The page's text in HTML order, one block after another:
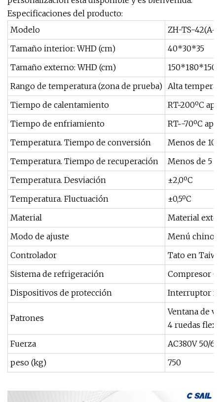
Especificaciones del producto:
Modelo
ZH-TS-
Tamaño interior: WHD (cm)
40*30*35
Tamaño externo: WHD (cm)
150*180*150
Rango de temperatura (zona de prueba) Alta
Tiempo de calentamiento
RT~200ºC
Tiempo de enfriamiento
RT~-70ºC
Temperatura. Tiempo de conversión
Menos de 10S
Temperatura. Tiempo de recuperación
Menos de 5
Temperatura. Desviación
±2,0ºC
Temperatura. Fluctuación
±0,5ºC
Material
Material
Modo de ajuste
Menú chino/
Controlador
Tato en
Sistema de refrigeración
Compresor
Dispositivos de protección
Interruptor
Patrones
Ventana de
4 ruedas
Fuerza
AC380V 50/
peso (kg)
750